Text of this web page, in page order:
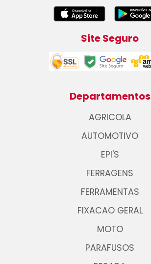
Site Seguro
Departamentos
AGRICOLA
AUTOMOTIVO
EPI'S
FERRAGENS
FERRAMENTAS
FIXACAO GERAL
MOTO
PARAFUSOS